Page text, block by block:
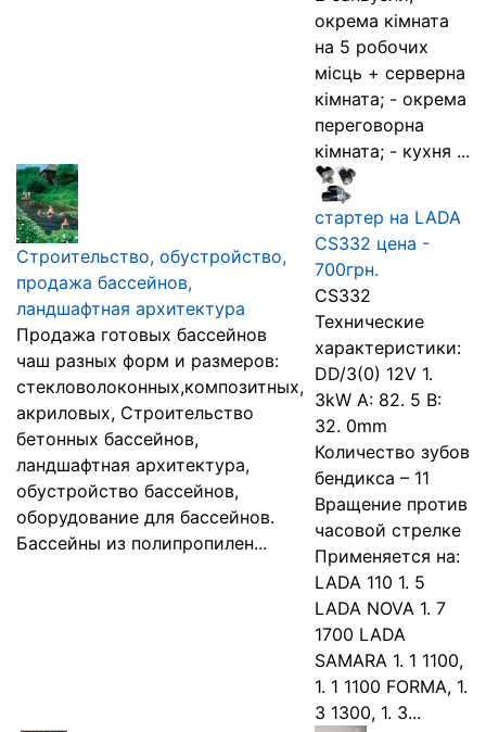
окрема кімната
на 5 робочих
місць + серверна
кімната; - окрема
переговорна
кімната; - кухня ...
Строительство, обустройство,
продажа бассейнов,
ландшафтная архитектура
Продажа готовых бассейнов
чаш разных форм и размеров:
стекловолоконных,композитных,
акриловых, Строительство
бетонных бассейнов,
ландшафтная архитектура,
обустройство бассейнов,
оборудование для бассейнов.
Бассейны из полипропилен...
стартер на LADA
CS332 цена -
700грн.
CS332
Технические
характеристики:
DD/3(0) 12V 1.
3kW A: 82. 5 B:
32. 0mm
Количество зубов
бендикса – 11
Вращение против
часовой стрелке
Применяется на:
LADA 110 1. 5
LADA NOVA 1. 7
1700 LADA
SAMARA 1. 1 1100,
1. 1 1100 FORMA, 1.
3 1300, 1. 3...